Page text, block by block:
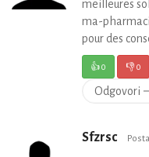
meilleures
ma-
pour des
👍0 👎0
Odgovori
Sfzrsc